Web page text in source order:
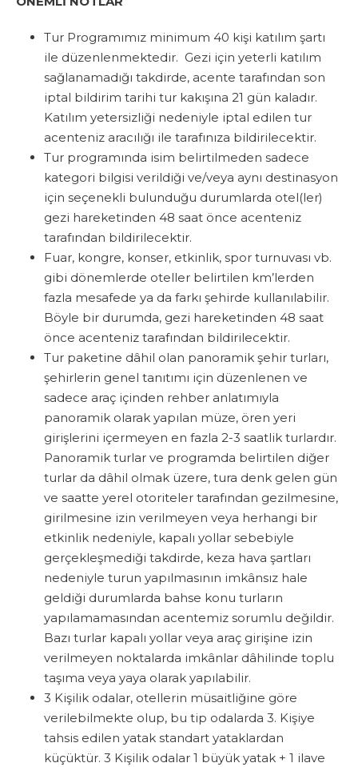
Tur Programımız minimum 40 kişi katılım şartı
ile düzenlenmektedir. Gezi için yeterli katılım
sağlanamadığı takdirde, acente tarafından son
iptal bildirim tarihi tur kakışına 21 gün kaladır.
Katılım yetersizliği nedeniyle iptal edilen tur
acenteniz aracılığı ile tarafınıza bildirilecektir.
Tur programında isim belirtilmeden sadece
kategori bilgisi verildiği ve/veya aynı destinasyon
için seçenekli bulunduğu durumlarda otel(ler)
gezi hareketinden 48 saat önce acenteniz
tarafından bildirilecektir.
Fuar, kongre, konser, etkinlik, spor turnuvası vb.
gibi dönemlerde oteller belirtilen km’lerden
fazla mesafede ya da farkı şehirde kullanılabilir.
Böyle bir durumda, gezi hareketinden 48 saat
önce acenteniz tarafından bildirilecektir.
Tur paketine dâhil olan panoramik şehir turları,
şehirlerin genel tanıtımı için düzenlenen ve
sadece araç içinden rehber anlatımıyla
panoramik olarak yapılan müze, ören yeri
girişlerini içermeyen en fazla 2-3 saatlik turlardır.
Panoramik turlar ve programda belirtilen diğer
turlar da dâhil olmak üzere, tura denk gelen gün
ve saatte yerel otoriteler tarafından gezilmesine,
girilmesine izin verilmeyen veya herhangi bir
etkinlik nedeniyle, kapalı yollar sebebiyle
gerçekleşmediği takdirde, keza hava şartları
nedeniyle turun yapılmasının imkânsız hale
geldiği durumlarda bahse konu turların
yapılamamasından acentemiz sorumlu değildir.
Bazı turlar kapalı yollar veya araç girişine izin
verilmeyen noktalarda imkânlar dâhilinde toplu
taşıma veya yaya olarak yapılabilir.
3 Kişilik odalar, otellerin müsaitliğine göre
verilebilmekte olup, bu tip odalarda 3. Kişiye
tahsis edilen yatak standart yataklardan
küçüktür. 3 Kişilik odalar 1 büyük yatak + 1 ilave